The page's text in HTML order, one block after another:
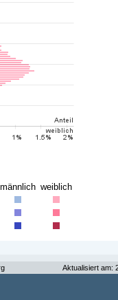
männlich weiblich
Aktualisiert am: